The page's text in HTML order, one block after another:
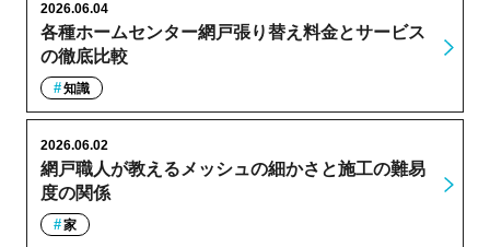
各種ホームセンター網戸張り替え料金とサービス
の徹底比較
2026.06.04
知識
網戸職人が教えるメッシュの細かさと施工の難易
度の関係
2026.06.02
家